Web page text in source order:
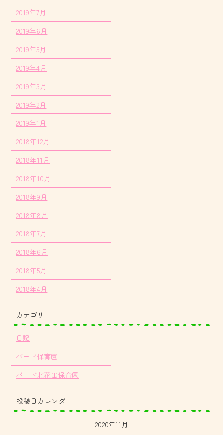
2019年7月
2019年6月
2019年5月
2019年4月
2019年3月
2019年2月
2019年1月
2018年12月
2018年11月
2018年10月
2018年9月
2018年8月
2018年7月
2018年6月
2018年5月
2018年4月
カテゴリー
日記
バード保育園
バード北花田保育園
投稿日カレンダー
2020年11月